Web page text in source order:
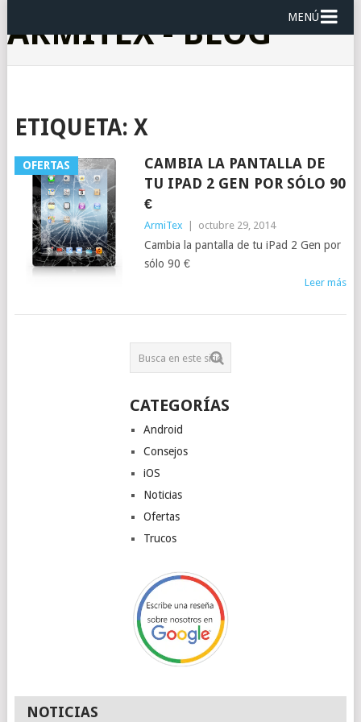
ARMITEX - BLOG MENÚ
ETIQUETA: X
OFERTAS
CAMBIA LA PANTALLA DE
TU IPAD 2 GEN POR SÓLO 90
€
ArmiTex octubre 29, 2014
Cambia la pantalla de tu iPad 2 Gen por
sólo 90 €
Leer más
CATEGORÍAS
Android
Consejos
iOS
Noticias
Ofertas
Trucos
NOTICIAS